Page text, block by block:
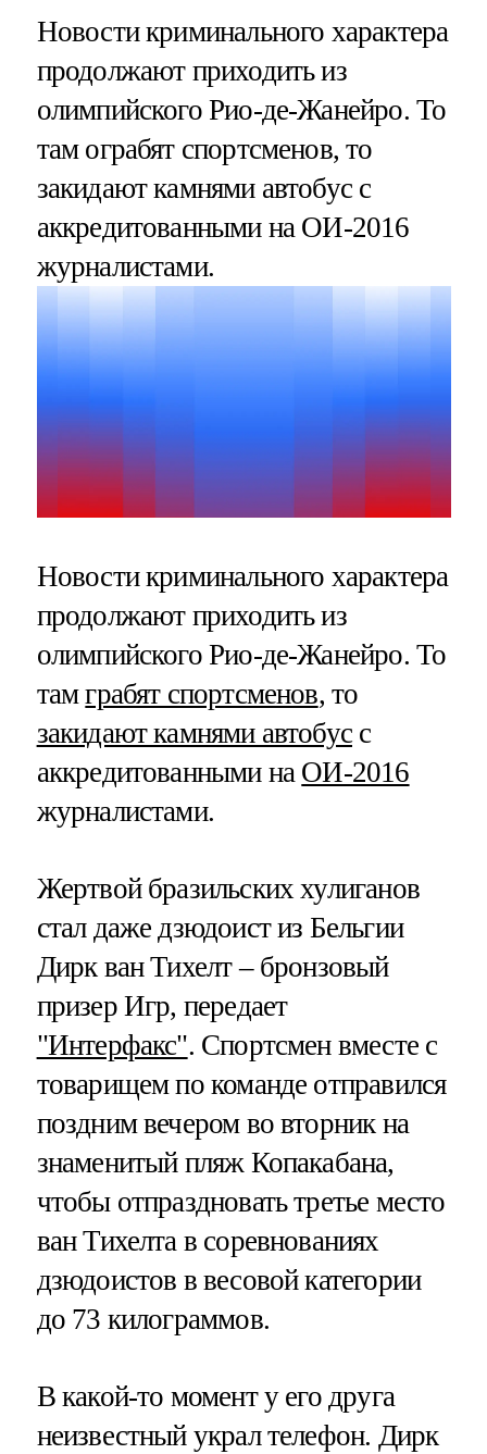
Новости криминального характера
продолжают приходить из
олимпийского Рио-де-Жанейро. То
там ограбят спортсменов, то
закидают камнями автобус с
аккредитованными на ОИ-2016
журналистами.
Новости криминального характера
продолжают приходить из
олимпийского Рио-де-Жанейро. То
тамграбят спортсменов, то
закидают камнями автобусс
аккредитованными на ОИ-2016
журналистами.
Жертвой бразильских хулиганов
стал даже дзюдоист из Бельгии
Дирк ван Тихелт – бронзовый
призер Игр, передает
"Интерфакс". Спортсмен вместе с
товарищем по команде отправился
поздним вечером во вторник на
знаменитый пляж Копакабана,
чтобы отпраздновать третье место
ван Тихелта в соревнованиях
дзюдоистов в весовой категории
до 73 килограммов.
В какой-то момент у его друга
неизвестный украл телефон. Дирк